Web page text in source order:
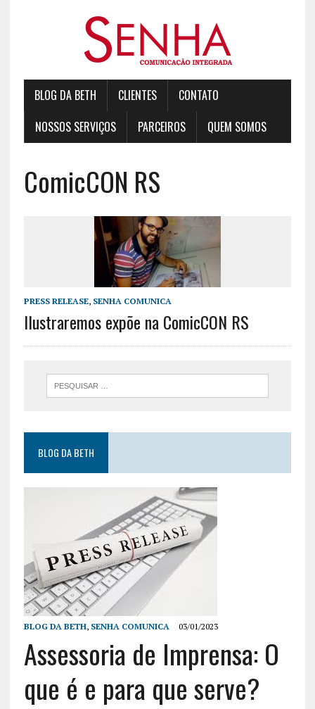
BLOG DA BETH CLIENTES
CONTATO
NOSSOS SERVIÇOS
PARCEIROS QUEM SOMOS
ComicCON RS
PRESS RELEASE, SENHA COMUNICA
Ilustraremos expõe na ComicCON RS
BLOG DA BETH
BLOG DA BETH, SENHA COMUNICA 03/01/2023
Assessoria de Imprensa: O
que é e para que serve?